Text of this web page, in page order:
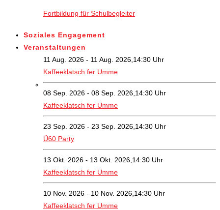
Fortbildung für Schulbegleiter
Soziales Engagement
Veranstaltungen
11 Aug. 2026 - 11 Aug. 2026,14:30 Uhr
Kaffeeklatsch fer Umme
08 Sep. 2026 - 08 Sep. 2026,14:30 Uhr
Kaffeeklatsch fer Umme
23 Sep. 2026 - 23 Sep. 2026,14:30 Uhr
Ü60 Party
13 Okt. 2026 - 13 Okt. 2026,14:30 Uhr
Kaffeeklatsch fer Umme
10 Nov. 2026 - 10 Nov. 2026,14:30 Uhr
Kaffeeklatsch fer Umme